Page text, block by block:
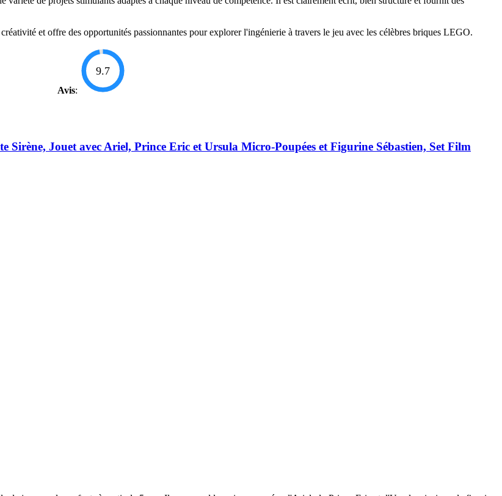
et offre des opportunités passionnantes pour explorer l'ingénierie à travers le jeu avec les célèbres briques LEGO.
Avis:
9.7
Sirène, Jouet avec Ariel, Prince Eric et Ursula Micro-Poupées et Figurine Sébastien, Set Film